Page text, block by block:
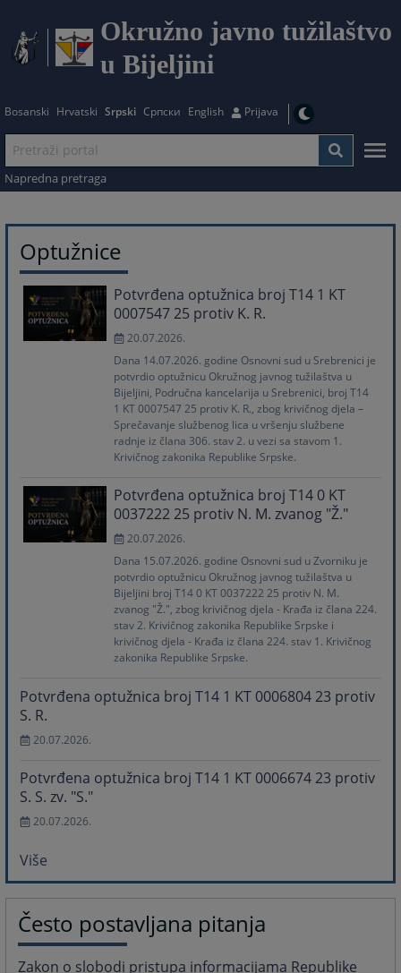
Okružno javno tužilaštvo
u Bijeljini
Bosanski Hrvatski Srpski Српски English Prijava
Napredna pretraga
Optužnice
Potvrđena optužnica broj T14 1 KT
0007547 25 protiv K. R.
20.07.2026.
Dana 14.07.2026. godine Osnovni sud u Srebrenici je
potvrdio optužnicu Okružnog javnog tužilaštva u
Bijeljini, Područna kancelarija u Srebrenici, broj T14
1 KT 0007547 25 protiv K. R., zbog krivičnog djela –
Sprečavanje službenog lica u vršenju službene
radnje iz člana 306. stav 2. u vezi sa stavom 1.
Krivičnog zakonika Republike Srpske.
Potvrđena optužnica broj T14 0 KT
0037222 25 protiv N. M. zvanog "Ž."
20.07.2026.
Dana 15.07.2026. godine Osnovni sud u Zvorniku je
potvrdio optužnicu Okružnog javnog tužilaštva u
Bijeljini broj T14 0 KT 0037222 25 protiv N. M.
zvanog "Ž.", zbog krivičnog djela - Krađa iz člana 224.
stav 2. Krivičnog zakonika Republike Srpske i
krivičnog djela - Krađa iz člana 224. stav 1. Krivičnog
zakonika Republike Srpske.
Potvrđena optužnica broj T14 1 KT 0006804 23 protiv
S. R.
20.07.2026.
Potvrđena optužnica broj T14 1 KT 0006674 23 protiv
S. S. zv. "S."
20.07.2026.
Više
Često postavljana pitanja
Zakon o slobodi pristupa informacijama Republike